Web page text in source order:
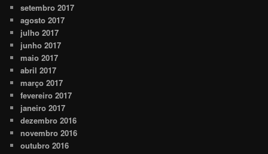
setembro 2017
agosto 2017
julho 2017
junho 2017
maio 2017
abril 2017
março 2017
fevereiro 2017
janeiro 2017
dezembro 2016
novembro 2016
outubro 2016